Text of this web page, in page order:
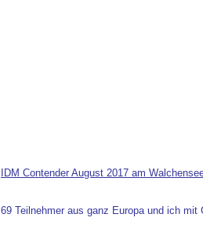
IDM Contender August 2017 am
69 Teilnehmer aus ganz Europa und ich